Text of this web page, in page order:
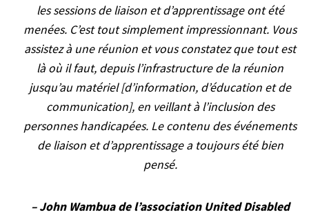
les sessions de liaison et d’apprentissage ont été
menées. C’est tout simplement impressionnant. Vous
assistez à une réunion et vous constatez que tout est
là où il faut, depuis l’infrastructure de la réunion
jusqu’au matériel [d’information, d’éducation et de
communication], en veillant à l’inclusion des
personnes handicapées. Le contenu des événements
de liaison et d’apprentissage a toujours été bien
pensé.
– John Wambua de l’association United Disabled